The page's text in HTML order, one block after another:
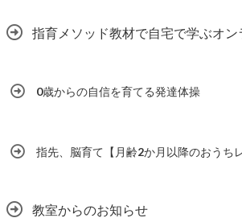
指育メソッド教材で自宅で学ぶオン
0歳からの自信を育てる発達体操
指先、脳育て【月齢2か月以降のおうち
教室からのお知らせ